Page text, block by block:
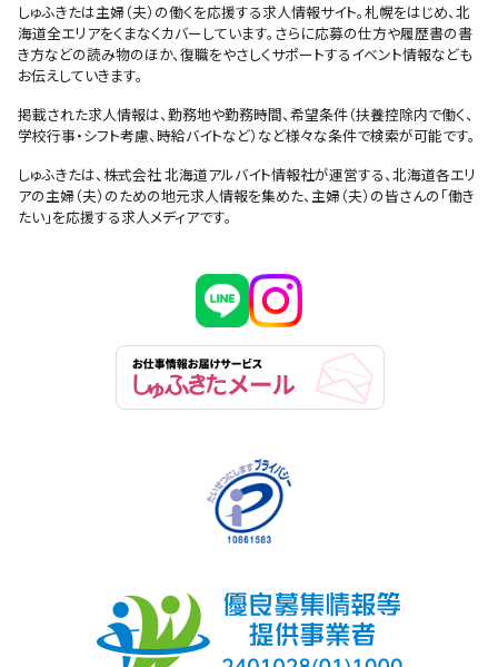
しゅふきたは主婦（夫）の働くを応援する求人情報サイト。札幌をはじめ、北
海道全エリアをくまなくカバーしています。さらに応募の仕方や履歴書の書
き方などの読み物のほか、復職をやさしくサポートするイベント情報なども
お伝えしていきます。
掲載された求人情報は、勤務地や勤務時間、希望条件（扶養控除内で働く、
学校行事・シフト考慮、時給バイトなど）など様々な条件で検索が可能です。
しゅふきたは、株式会社 北海道アルバイト情報社が運営する、北海道各エリ
アの主婦（夫）のための地元求人情報を集めた、主婦（夫）の皆さんの「働き
たい」を応援する求人メディアです。